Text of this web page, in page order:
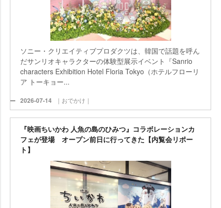
ソニー・クリエイティブプロダクツは、韓国で話題を呼ん
だサンリオキャラクターの体験型展示イベント『Sanrio
characters Exhibition Hotel Floria Tokyo（ホテルフローリ
ア トーキョー...
2026-07-14 ｜おでかけ｜
『映画ちいかわ 人魚の島のひみつ』コラボレーションカ
フェが登場 オープン前日に行ってきた【内覧会リポー
ト】